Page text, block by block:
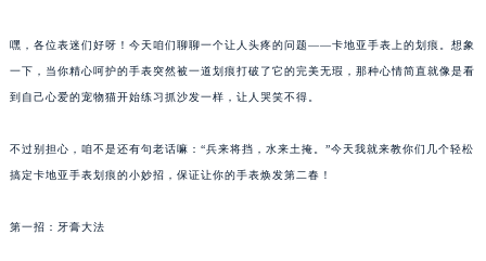
嘿，各位表迷们好呀！今天咱们聊聊一个让人头疼的问题——卡地亚手表上的划痕。想象
一下，当你精心呵护的手表突然被一道划痕打破了它的完美无瑕，那种心情简直就像是看
到自己心爱的宠物猫开始练习抓沙发一样，让人哭笑不得。
不过别担心，咱不是还有句老话嘛：“兵来将挡，水来土掩。”今天我就来教你们几个轻松
搞定卡地亚手表划痕的小妙招，保证让你的手表焕发第二春！
第一招：牙膏大法